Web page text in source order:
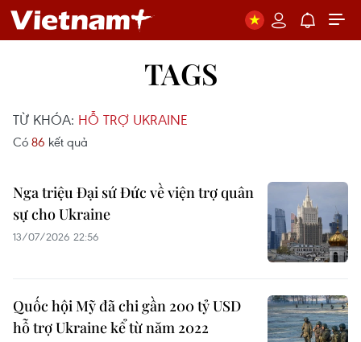
TAGS
TỪ KHÓA: HỖ TRỢ UKRAINE
Có 86 kết quả
Nga triệu Đại sứ Đức về viện trợ quân
sự cho Ukraine
13/07/2026 22:56
Quốc hội Mỹ đã chi gần 200 tỷ USD
hỗ trợ Ukraine kể từ năm 2022